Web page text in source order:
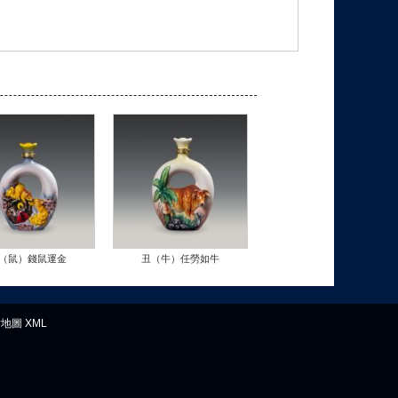
鼠）錢鼠運金 丑（牛）任勞如牛
圖 XML